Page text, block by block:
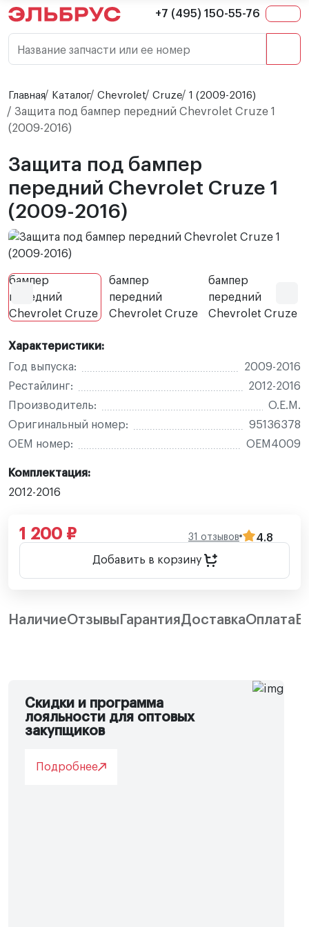
+7 (495) 150-55-76
Название запчасти или ее номер
Главная Каталог Chevrolet Cruze 1 (2009-2016)
Защита под бампер передний Chevrolet Cruze 1
(2009-2016)
Защита под бампер
передний Chevrolet Cruze 1
(2009-2016)
Характеристики:
Год выпуска:
2009-2016
Рестайлинг:
2012-2016
Производитель:
O.E.M.
Оригинальный номер:
95136378
OEM номер:
OEM4009
Комплектация:
2012-2016
1 200 ₽ 31 отзывов
4.8
Добавить в корзину
НаличиеОтзывы ГарантияДоставкаОплата
Скидки и программа
лояльности для оптовых
закупщиков
Подробнее